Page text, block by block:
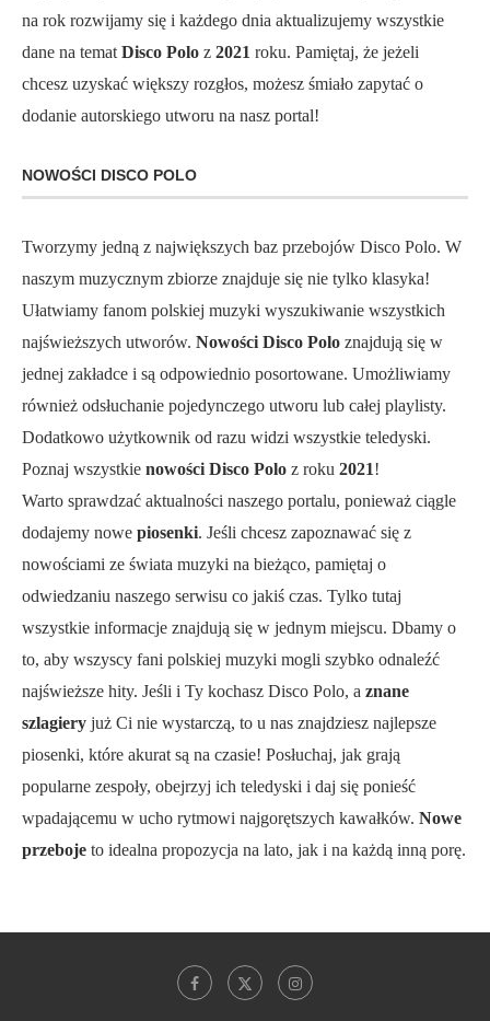
na rok rozwijamy się i każdego dnia aktualizujemy wszystkie
dane na tematDisco Polo z 2021 roku. Pamiętaj, że jeżeli
chcesz uzyskać większy rozgłos, możesz śmiało zapytać o
dodanie autorskiego utworu na nasz portal!
NOWOŚCI DISCO POLO
Tworzymy jedną z największych baz przebojów Disco Polo. W
naszym muzycznym zbiorze znajduje się nie tylko klasyka!
Ułatwiamy fanom polskiej muzyki wyszukiwanie wszystkich
najświeższych utworów. Nowości Disco Polo znajdują się w
jednej zakładce i są odpowiednio posortowane. Umożliwiamy
również odsłuchanie pojedynczego utworu lub całej playlisty.
Dodatkowo użytkownik od razu widzi wszystkie teledyski.
Poznaj wszystkie nowości Disco Polo z roku 2021!
Warto sprawdzać aktualności naszego portalu, ponieważ ciągle
dodajemy nowe piosenki. Jeśli chcesz zapoznawać się z
nowościami ze świata muzyki na bieżąco, pamiętaj o
odwiedzaniu naszego serwisu co jakiś czas. Tylko tutaj
wszystkie informacje znajdują się w jednym miejscu. Dbamy o
to, aby wszyscy fani polskiej muzyki mogli szybko odnaleźć
najświeższe hity. Jeśli i Ty kochasz Disco Polo, a znane
szlagiery już Ci nie wystarczą, to u nas znajdziesz najlepsze
piosenki, które akurat są na czasie! Posłuchaj, jak grają
popularne zespoły, obejrzyj ich teledyski i daj się ponieść
wpadającemu w ucho rytmowi najgorętszych kawałków. Nowe
przeboje to idealna propozycja na lato, jak i na każdą inną porę.